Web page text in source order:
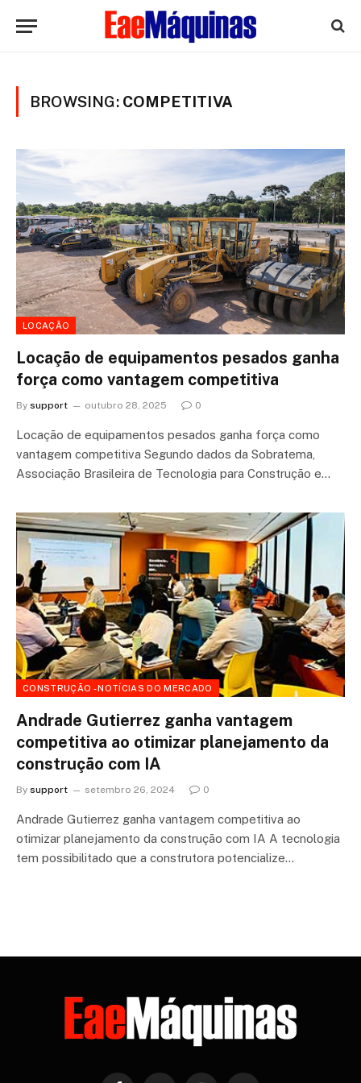
BROWSING: COMPETITIVA
LOCAÇÃO
Locação de equipamentos pesados ganha
força como vantagem competitiva
By support outubro 28, 2025 0
Locação de equipamentos pesados ganha força como
vantagem competitiva Segundo dados da Sobratema,
Associação Brasileira de Tecnologia para Construção e…
CONSTRUÇÃO - NOTÍCIAS DO MERCADO
Andrade Gutierrez ganha vantagem
competitiva ao otimizar planejamento da
construção com IA
By support setembro 26, 2024 0
Andrade Gutierrez ganha vantagem competitiva ao
otimizar planejamento da construção com IA A tecnologia
tem possibilitado que a construtora potencialize…